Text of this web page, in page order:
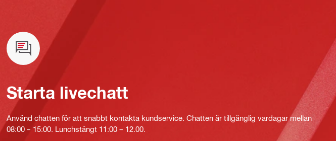
Starta livechatt
Använd chatten för att snabbt kontakta kundservice. Chatten är tillgänglig vardagar mellan
08:00 – 15:00. Lunchstängt 11:00 – 12.00.